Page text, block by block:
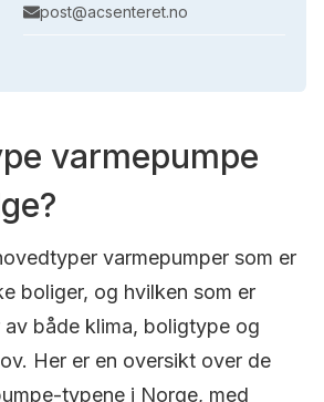
post@acsenteret.no
varmepumpe
varmepumper som er
boliger, og hvilken som er
av både klima, boligtype og
Her er en oversikt over de
typene i Norge, med